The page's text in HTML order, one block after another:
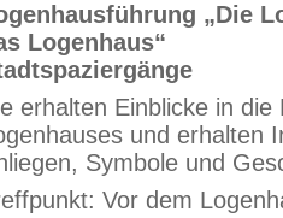
„Die
Logenhaus“
erhalten Einblicke in
und erhalten
Symbole und
Vor dem